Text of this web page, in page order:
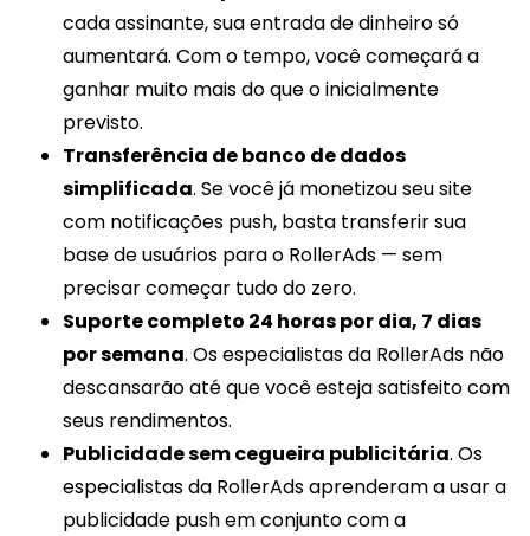
cada assinante, sua entrada de dinheiro só
aumentará. Com o tempo, você começará a
ganhar muito mais do que o inicialmente
previsto.
Transferência de banco de dados
simplificada. Se você já monetizou seu site
com notificações push, basta transferir sua
base de usuários para o RollerAds — sem
precisar começar tudo do zero.
Suporte completo 24 horas por dia, 7 dias
por semana. Os especialistas da RollerAds não
descansarão até que você esteja satisfeito com
seus rendimentos.
Publicidade sem cegueira publicitária. Os
especialistas da RollerAds aprenderam a usar a
publicidade push em conjunto com a